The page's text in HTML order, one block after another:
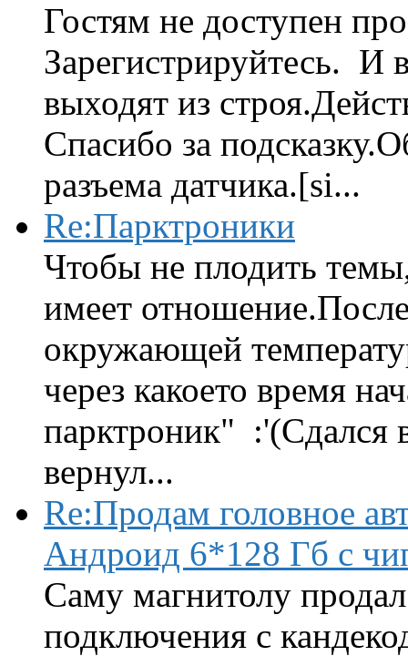
Гостям не доступен
Зарегистрируйтесь. И
выходят из
Спасибо за
разъема датчика.[si...
Re:Парктроники
Чтобы не плодить
имеет
окружающей
через какоето время
парктроник" :'(Сдался
вернул...
Re:Продам головное
Андроид 6*128 Гб с
Саму магнитолу
подключения с